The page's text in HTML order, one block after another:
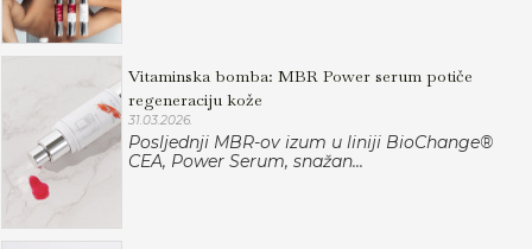
Vitaminska bomba: MBR Power serum potiče
regeneraciju kože
31.03.2026.
Posljednji MBR-ov izum u liniji BioChange®
CEA, Power Serum, snažan...